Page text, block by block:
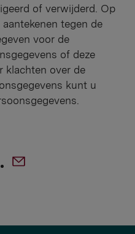
of verwijderd. Op
tegen de
voor de
of deze
klachten over de
kunt u